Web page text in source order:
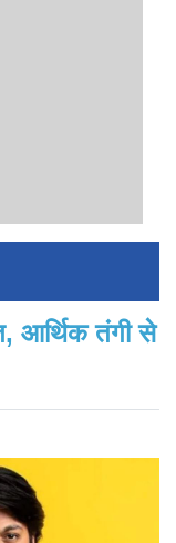
आर्थिक तंगी से